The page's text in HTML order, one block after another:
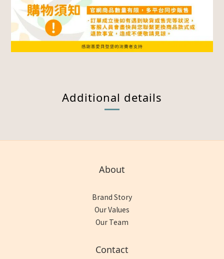
Additional details
About
Brand Story
Our Values
Our Team
Contact